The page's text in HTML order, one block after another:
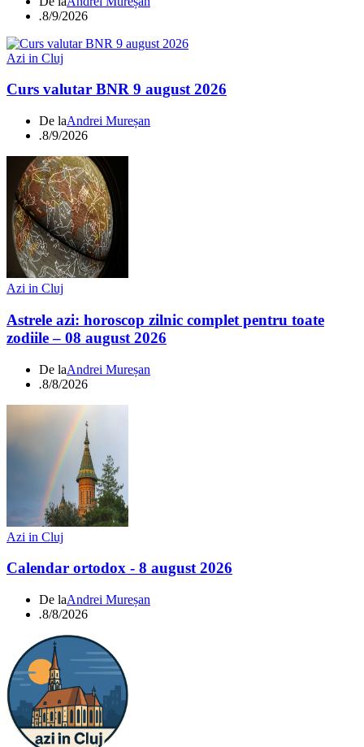
.8/9/2026
Azi in Cluj
Curs valutar BNR 9 august 2026
De laAndrei Mureșan
.8/9/2026
Azi in Cluj
Astrele azi: horoscop zilnic complet pentru toate
zodiile – 08 august 2026
De laAndrei Mureșan
.8/8/2026
Azi in Cluj
Calendar ortodox - 8 august 2026
De laAndrei Mureșan
.8/8/2026